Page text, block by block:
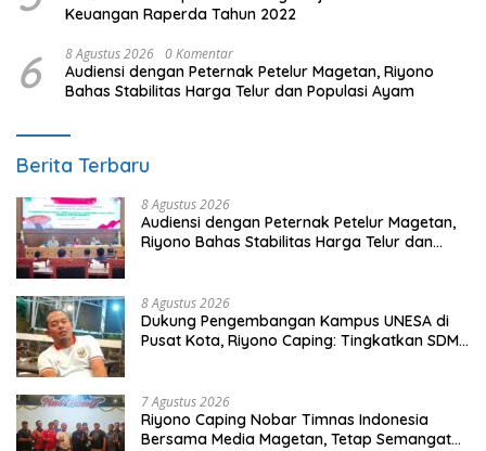
Keuangan Raperda Tahun 2022
6 8 Agustus 2026 0 Komentar
Audiensi dengan Peternak Petelur Magetan, Riyono
Bahas Stabilitas Harga Telur dan Populasi Ayam
Berita Terbaru
8 Agustus 2026
Audiensi dengan Peternak Petelur Magetan,
Riyono Bahas Stabilitas Harga Telur dan
8 Agustus 2026
Dukung Pengembangan Kampus UNESA di
Pusat Kota, Riyono Caping: Tingkatkan SDM
7 Agustus 2026
Riyono Caping Nobar Timnas Indonesia
Bersama Media Magetan, Tetap Semangat